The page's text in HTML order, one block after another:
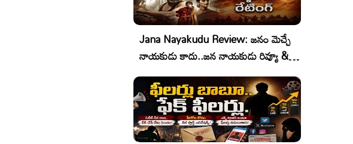
Jana Nayakudu Review: జనం మెచ్చే
నాయకుడు కాదు..జన నాయకుడు రివ్యూ &
రేటింగ్!